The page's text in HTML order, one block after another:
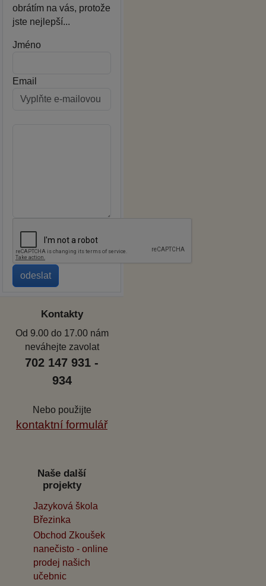
obrátím na vás, protože
jste nejlepší...
Jméno
Email
Kontakty
Od 9.00 do 17.00 nám
neváhejte zavolat
702 147 931 -
934
Nebo použijte
kontaktní formulář
Naše další
projekty
Jazyková škola
Březinka
Obchod Zkoušek
nanečisto - online
prodej našich
učebnic